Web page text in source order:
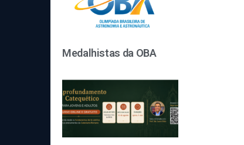
Medalhistas da OBA